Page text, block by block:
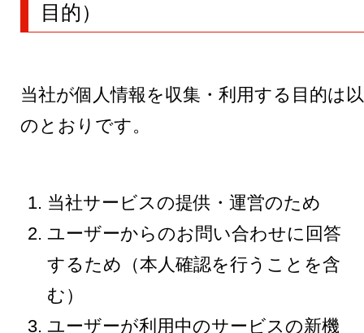
目的）
当社が個人情報を収集・利用する目的は
のとおりです。
当社サービスの提供・運営のため
ユーザーからのお問い合わせに回答
するため（本人確認を行うことを含
む）
ユーザーが利用中のサービスの新機